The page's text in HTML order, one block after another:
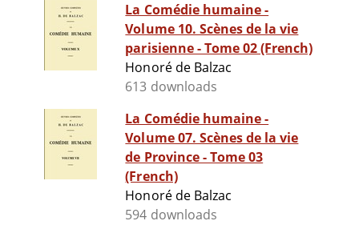
La Comédie humaine -
Volume 10. Scènes de la vie
parisienne - Tome 02 (French)
Honoré de Balzac
613 downloads
La Comédie humaine -
Volume 07. Scènes de la vie
de Province - Tome 03
(French)
Honoré de Balzac
594 downloads